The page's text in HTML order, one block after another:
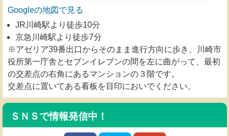
Googleの地図で見る
JR川崎駅より徒歩10分
京急川崎駅より徒歩7分
※アゼリア39番出口からそのまま進行方向に歩き、川崎市
役所第一庁舎とセブンイレブンの間を左に曲がって、最初
の交差点の右角にあるマンションの３階です。
交差点に置いてある看板を目印においでください。
ＳＮＳで情報発信中！